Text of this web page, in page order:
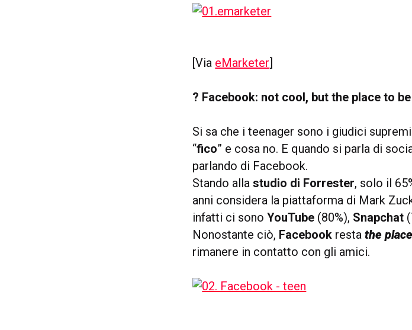
[Via eMarketer]
? Facebook: not cool, but the place to
Si sa che i teenager sono i giudici
“fico” e cosa no. E quando si parla di
parlando di Facebook.
Stando allastudio di Forrester, solo il
anni considera la piattaforma di Mark
infatti ci sonoYouTube (80%), Snapchat
Nonostante ciò, Facebook restathe
rimanere in contatto con gli amici.